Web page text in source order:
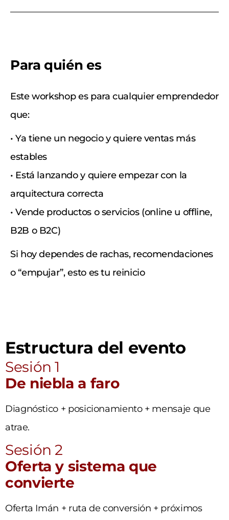
Para quién es
Este workshop es para cualquier emprendedor
que:
• Ya tiene un negocio y quiere ventas más
estables
• Está lanzando y quiere empezar con la
arquitectura correcta
• Vende productos o servicios (online u offline,
B2B o B2C)
Si hoy dependes de rachas, recomendaciones
o “empujar”, esto es tu reinicio
Estructura del evento
Sesión 1
De niebla a faro
Diagnóstico + posicionamiento + mensaje que
atrae.
Sesión 2
Oferta y sistema que
convierte
Oferta Imán + ruta de conversión + próximos